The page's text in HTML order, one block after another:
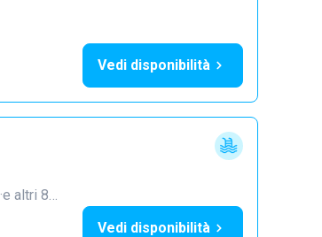
Vedi disponibilità
·e altri 8…
Vedi disponibilità